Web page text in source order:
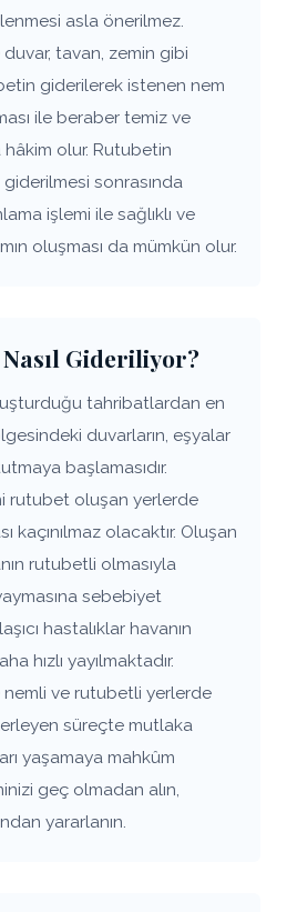
asla önerilmez.
tavan, zemin gibi
giderilerek istenen nem
ile beraber temiz ve
hâkim olur. Rutubetin
sonrasında
işlemi ile sağlıklı ve
oluşması da mümkün olur.
Gideriliyor?
tahribatlardan en
duvarların, eşyalar
başlamasıdır.
rutubet oluşan yerlerde
kaçınılmaz olacaktır. Oluşan
rutubetli olmasıyla
sebebiyet
hastalıklar havanın
hızlı yayılmaktadır.
ve rutubetli yerlerde
süreçte mutlaka
yaşamaya mahkûm
geç olmadan alın,
yararlanın.